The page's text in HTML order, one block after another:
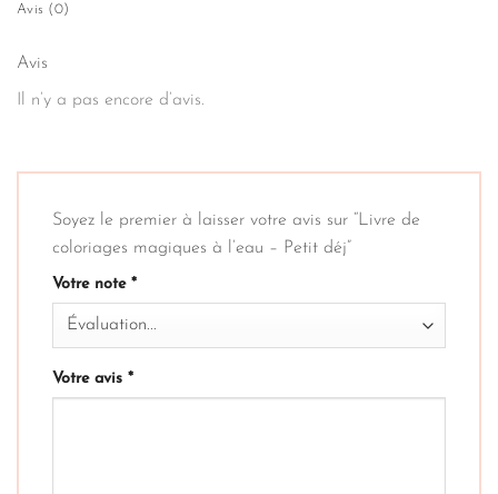
Avis (0)
Avis
Il n’y a pas encore d’avis.
Soyez le premier à laisser votre avis sur “Livre de
coloriages magiques à l’eau – Petit déj”
Votre note *
Votre avis *